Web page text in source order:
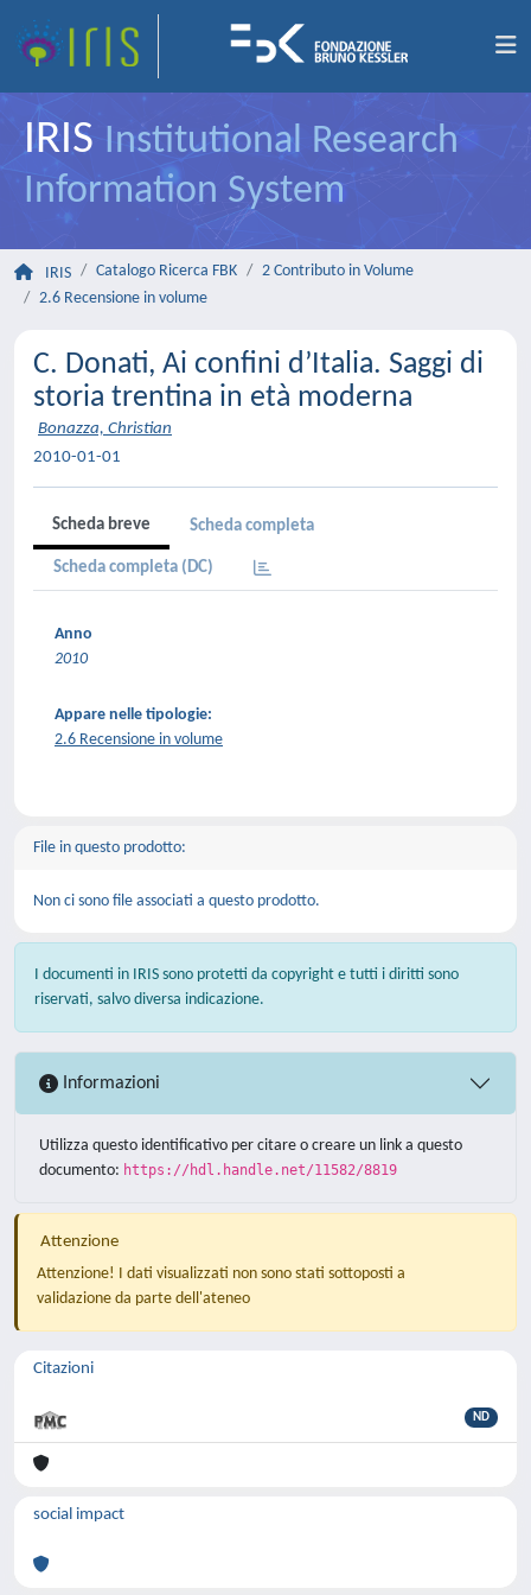
IRIS Institutional Research
Information System
IRIS Catalogo Ricerca FBK
2 Contributo in Volume
2.6 Recensione in volume
C. Donati, Ai confini d’Italia. Saggi di
storia trentina in età moderna
Bonazza, Christian
2010-01-01
Scheda breve Scheda completa
Scheda completa (DC)
Anno
2010
Appare nelle tipologie:
2.6 Recensione in volume
File in questo prodotto:
Non ci sono file associati a questo prodotto.
I documenti in IRIS sono protetti da copyright e tutti i diritti sono
riservati, salvo diversa indicazione.
Informazioni
Utilizza questo identificativo per citare o creare un link a questo
documento: https://hdl.handle.net/11582/8819
Attenzione
Attenzione! I dati visualizzati non sono stati sottoposti a
validazione da parte dell'ateneo
Citazioni
ND
social impact